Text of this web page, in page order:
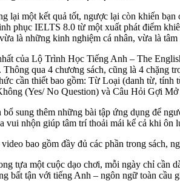
lại một kết quả tốt, ngược lại còn khiến
phục IELTS 8.0 từ một xuất phát điểm
là những kinh nghiệm cá nhân, vừa là
của Lộ Trình Học Tiếng Anh – The
qua 4 chương sách, cũng là 4 chặng
cần thiết bao gồm: Từ Loại (danh từ,
(Yes/ No Question) và Câu Hỏi Gợi
bổ sung thêm những bài tập ứng dụng để
vui nhộn giúp tâm trí thoải mái kể cả khi ôn
bao gồm đầy đủ các phần trong sách,
tựa một cuộc dạo chơi, mỗi ngày chỉ cần
bất tận với tiếng Anh – ngôn ngữ toàn cầu